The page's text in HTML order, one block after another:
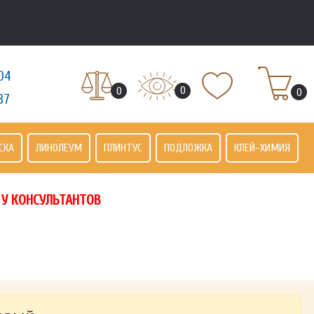
0 0 0
ЛИНОЛЕУМ ПЛИНТУС ПОДЛОЖКА КЛЕЙ-ХИМИЯ
КОНСУЛЬТАНТОВ